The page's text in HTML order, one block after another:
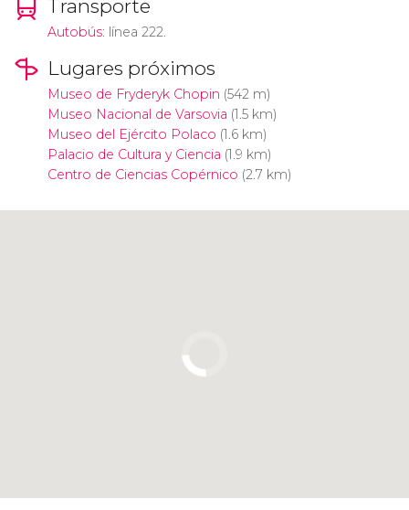
Transporte
Autobús: línea 222.
Lugares próximos
Museo de Fryderyk Chopin (542 m)
Museo Nacional de Varsovia (1.5 km)
Museo del Ejército Polaco (1.6 km)
Palacio de Cultura y Ciencia (1.9 km)
Centro de Ciencias Copérnico (2.7 km)